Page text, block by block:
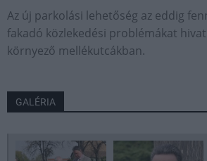
Az új parkolási lehetőség az eddig
fakadó közlekedési problémákat
környező mellékutcákban.
GALÉRIA